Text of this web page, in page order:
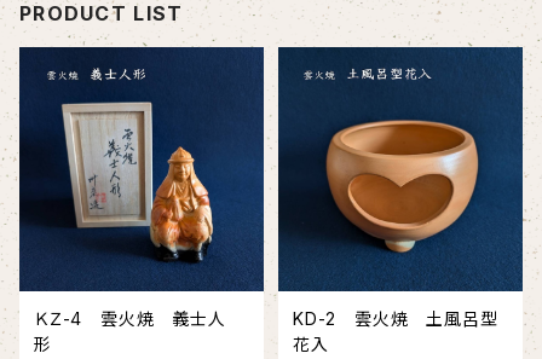
PRODUCT LIST
ＫＺ-4 雲火焼 義士人
形
KD-2 雲火焼 土風呂型
花入